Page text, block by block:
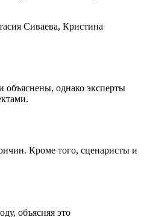
Сиваева, Кристина
объяснены, однако эксперты
Кроме того, сценаристы и
объясняя это